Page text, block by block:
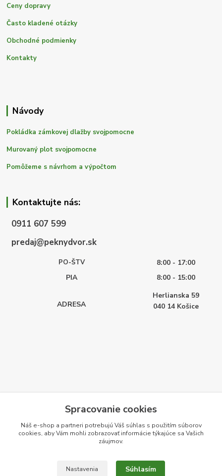
Ceny dopravy
Často kladené otázky
Obchodné podmienky
Kontakty
Návody
Pokládka zámkovej dlažby svojpomocne
Murovaný plot svojpomocne
Pomôžeme s návrhom a výpočtom
Kontaktujte nás:
0911 607 599
predaj@peknydvor.sk
PO-ŠTV
8:00 - 17:00
PIA
8:00 - 15:00
ADRESA
Herlianska 59
040 14 Košice
Spracovanie cookies
Náš e-shop a partneri potrebujú Váš súhlas s použitím súborov
cookies, aby Vám mohli zobrazovať informácie týkajúce sa Vašich
záujmov.
Nastavenia Súhlasím